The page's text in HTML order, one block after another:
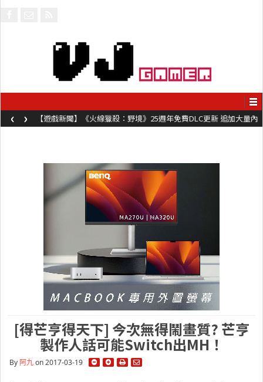
【遊戲新聞】《火線獵殺：野境》25週年免費DLC更新 追加大量內
容同時系舊作限時超平價折扣
‹ ›
[得芒亨得天下] 今次無得鬧畫質? 芒亨
製作人話可能Switch出MH！
By 阿九on 2017-03-19